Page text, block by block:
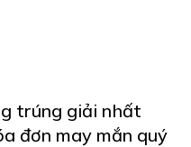
trúng giải nhất
đơn may mắn quý